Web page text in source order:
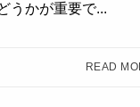
うかが重要で...